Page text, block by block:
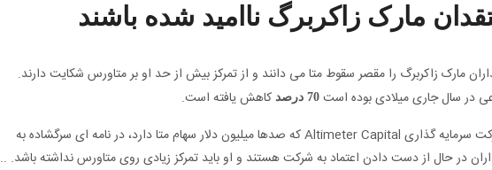
مارک زاکربرگ ناامید شده باشند
مارک زاکربرگ را مقصر سقوط متا می دانند و از تمرکز بیش از حد او بر متاورس شکایت دارند.
در سال جاری میلادی بوده است 70 درصد
کاهش یافته است.
چند هفته پیش، برد گرستنر از شرکت سرمایه گذاری Altimeter Capital که صدها میلیون دلار سهام متا دارد، در نامه ای سرگشاده به
در حال از دست دادن اعتماد به شرکت هستند و او باید تمرکز زیادی روی متاورس نداشته باشد. ..